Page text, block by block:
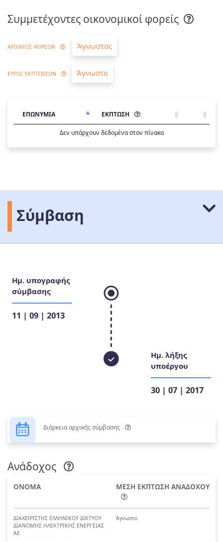
Συμμετέχοντες οικονομικοί φορείς
ΑΡΙΘΜΟΣ ΦΟΡΕΩΝ Άγνωστος
ΕΥΡΟΣ ΕΚΠΤΩΣΕΩΝ Άγνωστο
ΕΠΩΝΥΜΙΑ ΕΚΠΤΩΣΗ
Δεν υπάρχουν δεδομένα στον πίνακα
Σύμβαση
Ημ. υπογραφής
σύμβασης
11 | 09 | 2013
Ημ. λήξης
υποέργου
30 | 07 | 2017
Διάρκεια αρχικής σύμβασης
Ανάδοχος
ΟΝΟΜΑ ΜΕΣΗ ΕΚΠΤΩΣΗ ΑΝΑΔΟΧΟΥ
ΔΙΑΧΕΙΡΙΣΤΗΣ ΕΛΛΗΝΙΚΟΥ ΔΙΚΤΥΟΥ
ΔΙΑΝΟΜΗΣ ΗΛΕΚΤΡΙΚΗΣ ΕΝΕΡΓΕΙΑΣ
ΑΕ
Άγνωστο